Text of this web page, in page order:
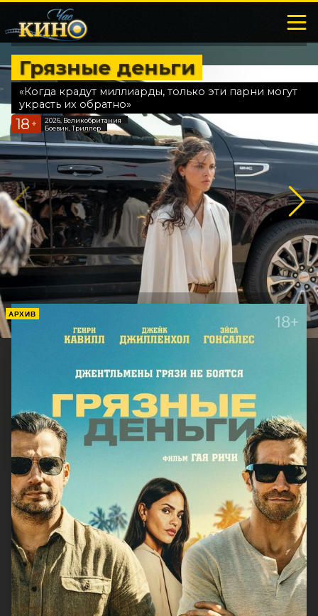
Грязные деньги
«Когда крадут миллиарды, только эти парни могут
украсть их обратно»
18 +
2026, Великобритания
Боевик, Триллер
АРХИВ